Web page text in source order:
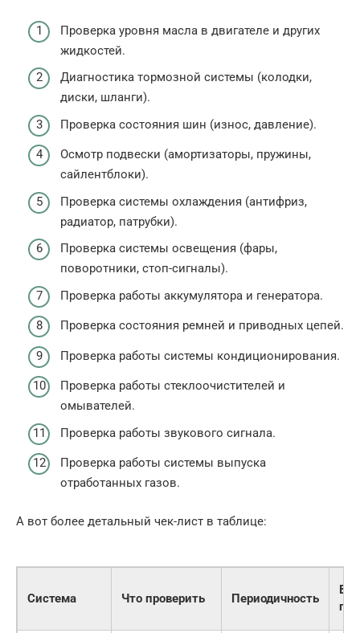
Проверка уровня масла в двигателе и других
жидкостей.
Диагностика тормозной системы (колодки,
диски, шланги).
Проверка состояния шин (износ, давление).
Осмотр подвески (амортизаторы, пружины,
сайлентблоки).
Проверка системы охлаждения (антифриз,
радиатор, патрубки).
Проверка системы освещения (фары,
поворотники, стоп-сигналы).
Проверка работы аккумулятора и генератора.
Проверка состояния ремней и приводных цепей.
Проверка работы системы кондиционирования.
Проверка работы стеклоочистителей и
омывателей.
Проверка работы звукового сигнала.
Проверка работы системы выпуска
отработанных газов.
А вот более детальный чек-лист в таблице:
Система Что проверить Периодичность